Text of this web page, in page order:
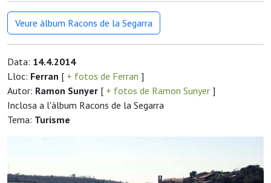
Veure àlbum Racons de la Segarra
Data: 14.4.2014
Lloc: Ferran [ + fotos de Ferran ]
Autor: Ramon Sunyer [ + fotos de Ramon Sunyer ]
Inclosa a l'àlbum Racons de la Segarra
Tema: Turisme